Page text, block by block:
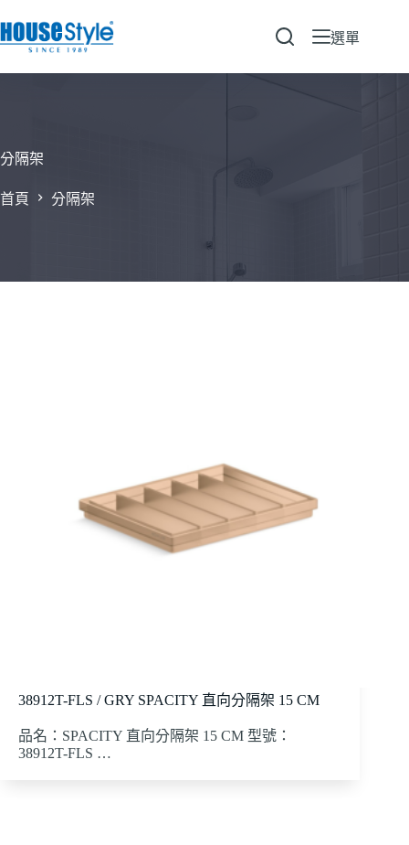
至
要
選單
分隔架
首頁 分隔架
38912T-FLS / GRY SPACITY 直向分隔架 15 CM
品名：SPACITY 直向分隔架 15 CM 型號：
38912T-FLS …